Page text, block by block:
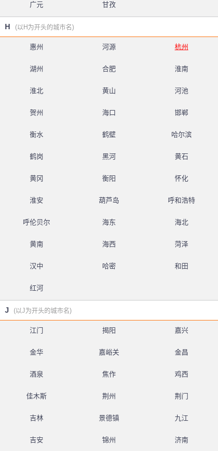
广元 甘孜
H (以H为开头的城市名)
惠州 河源 杭州
湖州 合肥 淮南
淮北 黄山 河池
贺州 海口 邯郸
衡水 鹤壁 哈尔滨
鹤岗 黑河 黄石
黄冈 衡阳 怀化
淮安 葫芦岛 呼和浩特
呼伦贝尔 海东 海北
黄南 海西 菏泽
汉中 哈密 和田
红河
J (以J为开头的城市名)
江门 揭阳 嘉兴
金华 嘉峪关 金昌
酒泉 焦作 鸡西
佳木斯 荆州 荆门
吉林 景德镇 九江
吉安 锦州 济南